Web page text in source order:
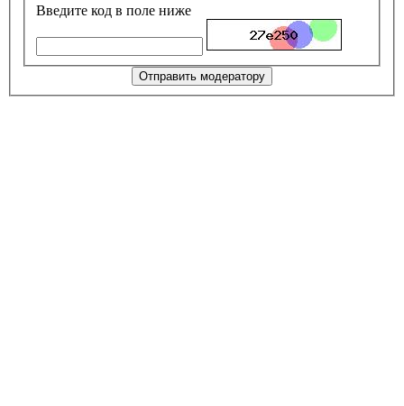
Введите код в поле ниже
Отправить модератору